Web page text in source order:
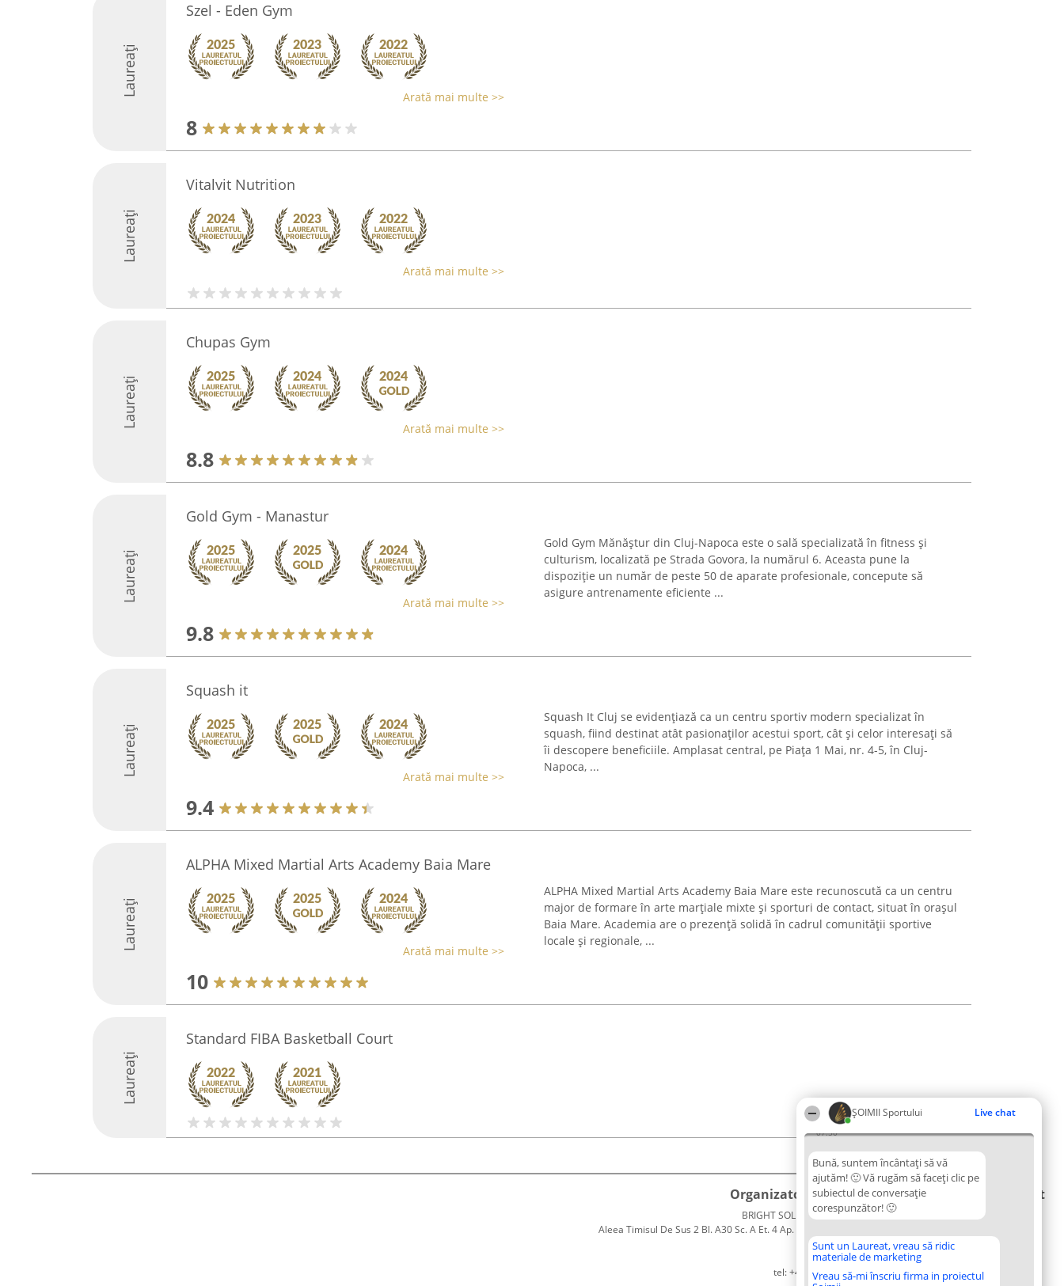
ȘOIMII Sportului Live chat
07:50
Bună, suntem încântați să vă
ajutăm! 🙂 Vă rugăm să faceți clic pe
subiectul de conversație
corespunzător! 🙂
Sunt un Laureat, vreau să ridic
materiale de marketing
Vreau să-mi înscriu firma in proiectul
Laureați
Szel - Eden Gym
Arată mai multe >>
8
Laureați
Vitalvit Nutrition
Arată mai multe >>
Laureați
Chupas Gym
Arată mai multe >>
8.8
Laureați
Gold Gym - Manastur
Arată mai multe >>
9.8
Gold Gym Mănăștur din Cluj-Napoca este o sală specializată în fitness și
culturism, localizată pe Strada Govora, la numărul 6. Aceasta pune la
dispoziție un număr de peste 50 de aparate profesionale, concepute să
asigure antrenamente eficiente ...
Laureați
Squash it
Arată mai multe >>
9.4
Squash It Cluj se evidențiază ca un centru sportiv modern specializat în
squash, fiind destinat atât pasionaților acestui sport, cât și celor interesați să
îi descopere beneficiile. Amplasat central, pe Piața 1 Mai, nr. 4-5, în Cluj-
Napoca, ...
Laureați
ALPHA Mixed Martial Arts Academy Baia Mare
Arată mai multe >>
10
ALPHA Mixed Martial Arts Academy Baia Mare este recunoscută ca un centru
major de formare în arte marțiale mixte și sporturi de contact, situat în orașul
Baia Mare. Academia are o prezență solidă în cadrul comunității sportive
locale și regionale, ...
Laureați
Standard FIBA Basketball Court
Organizator Ranking
BRIGHT SOLUTIONS BR SRL
Aleea Timisul De Sus 2 Bl. A30 Sc. A Et. 4 Ap. 13 Cod 061952
București
CUI 36737675
tel: +40 770 990 492
Plebiscyt
Tuturor
Laureaților
Reguli
Contact